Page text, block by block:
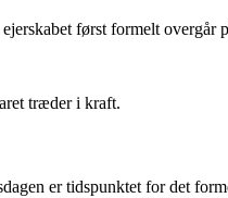
først formelt overgår
træder i kraft.
er tidspunktet for det